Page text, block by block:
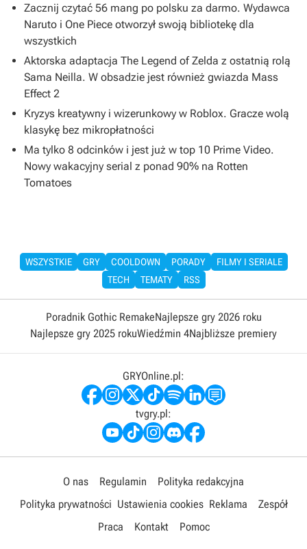
Zacznij czytać 56 mang po polsku za darmo. Wydawca
Naruto i One Piece otworzył swoją bibliotekę dla
wszystkich
Aktorska adaptacja The Legend of Zelda z ostatnią rolą
Sama Neilla. W obsadzie jest również gwiazda Mass
Effect 2
Kryzys kreatywny i wizerunkowy w Roblox. Gracze wolą
klasykę bez mikropłatności
Ma tylko 8 odcinków i jest już w top 10 Prime Video.
Nowy wakacyjny serial z ponad 90% na Rotten
Tomatoes
WSZYSTKIE GRY COOLDOWN PORADY
FILMY I SERIALE
TECH
TEMATY RSS
Poradnik Gothic RemakeNajlepsze gry 2026 roku
Najlepsze gry 2025 rokuWiedźmin 4Najbliższe premiery
GRYOnline.pl:
tvgry.pl:
O nas Regulamin
Polityka redakcyjna
Polityka prywatności Ustawienia cookies Reklama
Zespół
Praca
Kontakt Pomoc